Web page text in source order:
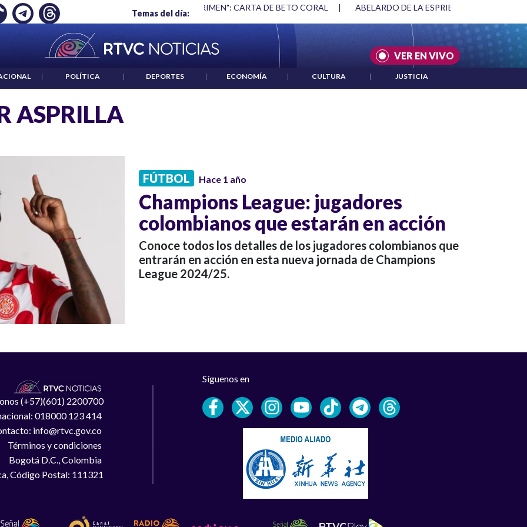
Temas del día:
EMPLEO: JP MORGAN "HABLAR NO ES UN CRIMEN": CARTA DE BETO CORAL | ABELARDO DE LA ESPRIELLA Y DMG
VER EN VIVO
| POLÍTICA | DEPORTES | ECONOMÍA | CULTURA | JUSTICIA
ASPRILLA
FÚTBOL Hace 1 año
Champions League: jugadores
colombianos que estarán en acción
Conoce todos los detalles de los jugadores colombianos que
entrarán en acción en esta nueva jornada de Champions
League 2024/25.
(+57)(601) 2200700
018000 123 414
info@rtvc.gov.co
Términos y condiciones
Bogotá D.C., Colombia
Código Postal: 111321
Síguenos en